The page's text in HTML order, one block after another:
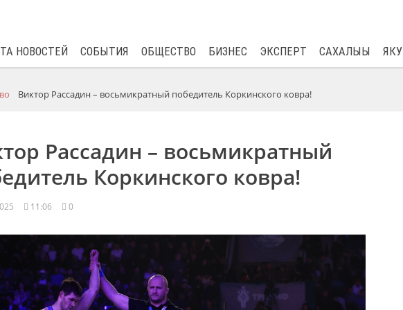
НОВОСТЕЙ СОБЫТИЯ ОБЩЕСТВО БИЗНЕС ЭКСПЕРТ САХАЛЫЫ
Виктор Рассадин – восьмикратный победитель Коркинского ковра!
Рассадин – восьмикратный
Коркинского ковра!
11:06 0